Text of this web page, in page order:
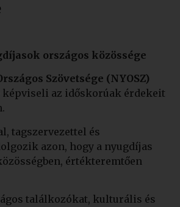
országos közössége
Szövetsége (NYOSZ)
képviseli az időskorúak érdekeit
tagszervezettel és
azon, hogy a nyugdíjas
értékteremtően
találkozókat, kulturális és